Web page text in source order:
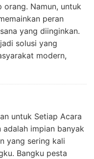
orang. Namun, untuk
peran
yang diinginkan.
solusi yang
modern,
untuk Setiap Acara
impian banyak
yang sering kali
Bangku pesta